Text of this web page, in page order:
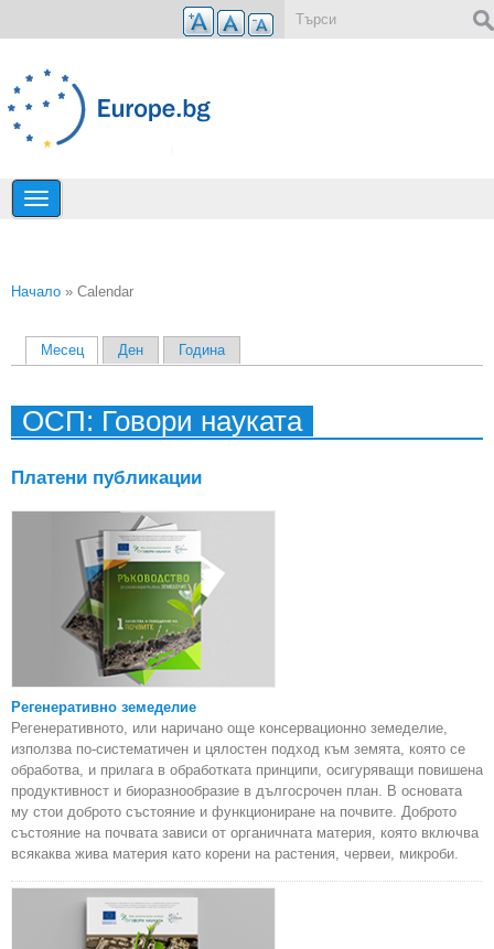
Премини към основното съдържание
Начало » Calendar
Primary tabs
Месец(активен раздел)
Ден Година
ОСП: Говори науката
Платени публикации
Регенеративно земеделие
Регенеративното, или наричано още консервационно земеделие,
използва по-систематичен и цялостен подход към земята, която се
обработва, и прилага в обработката принципи, осигуряващи повишена
продуктивност и биоразнообразие в дългосрочен план. В основата
му стои доброто състояние и функциониране на почвите. Доброто
състояние на почвата зависи от органичната материя, която включва
всякаква жива материя като корени на растения, червеи, микроби.